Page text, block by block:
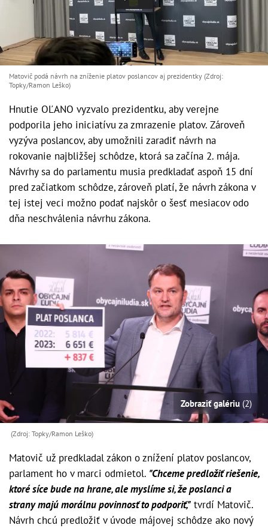
Matovič podá návrh na zníženie platov poslancov aj prezidentky (Zdroj:
Topky/Ramon Leško)
Hnutie OĽANO vyzvalo prezidentku, aby verejne
podporila jeho iniciatívu za zmrazenie platov. Zároveň
vyzýva poslancov, aby umožnili zaradiť návrh na
rokovanie najbližšej schôdze, ktorá sa začína 2. mája.
Návrhy sa do parlamentu musia predkladať aspoň 15 dní
pred začiatkom schôdze, zároveň platí, že návrh zákona v
tej istej veci možno podať najskôr o šesť mesiacov odo
dňa neschválenia návrhu zákona.
Zobraziť galériu (2)
(Zdroj: Topky/Ramon Leško)
Matovič už predkladal zákon o znížení platov poslancov,
parlament ho v marci odmietol. "Chceme predložiť riešenie,
ktoré síce bude na hrane, ale myslíme si, že poslanci a
strany majú morálnu povinnosť to podporiť," tvrdí Matovič.
Návrh chcú predložiť v úvode májovej schôdze ako nový